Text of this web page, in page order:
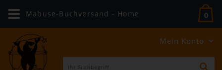
Mein Konto
0
Mabuse-Buchversand - Home